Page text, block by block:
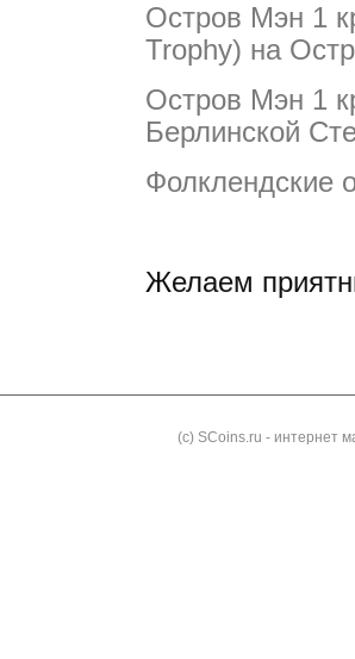
Остров Мэн 1
Trophy) на
Остров Мэн 1
Берлинской
Фолклендские
Желаем
(с) SCoins.ru - интернет